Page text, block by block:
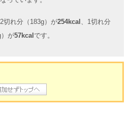
切れ分（183g）が254kcal 、1切れ分
が57kcal です。